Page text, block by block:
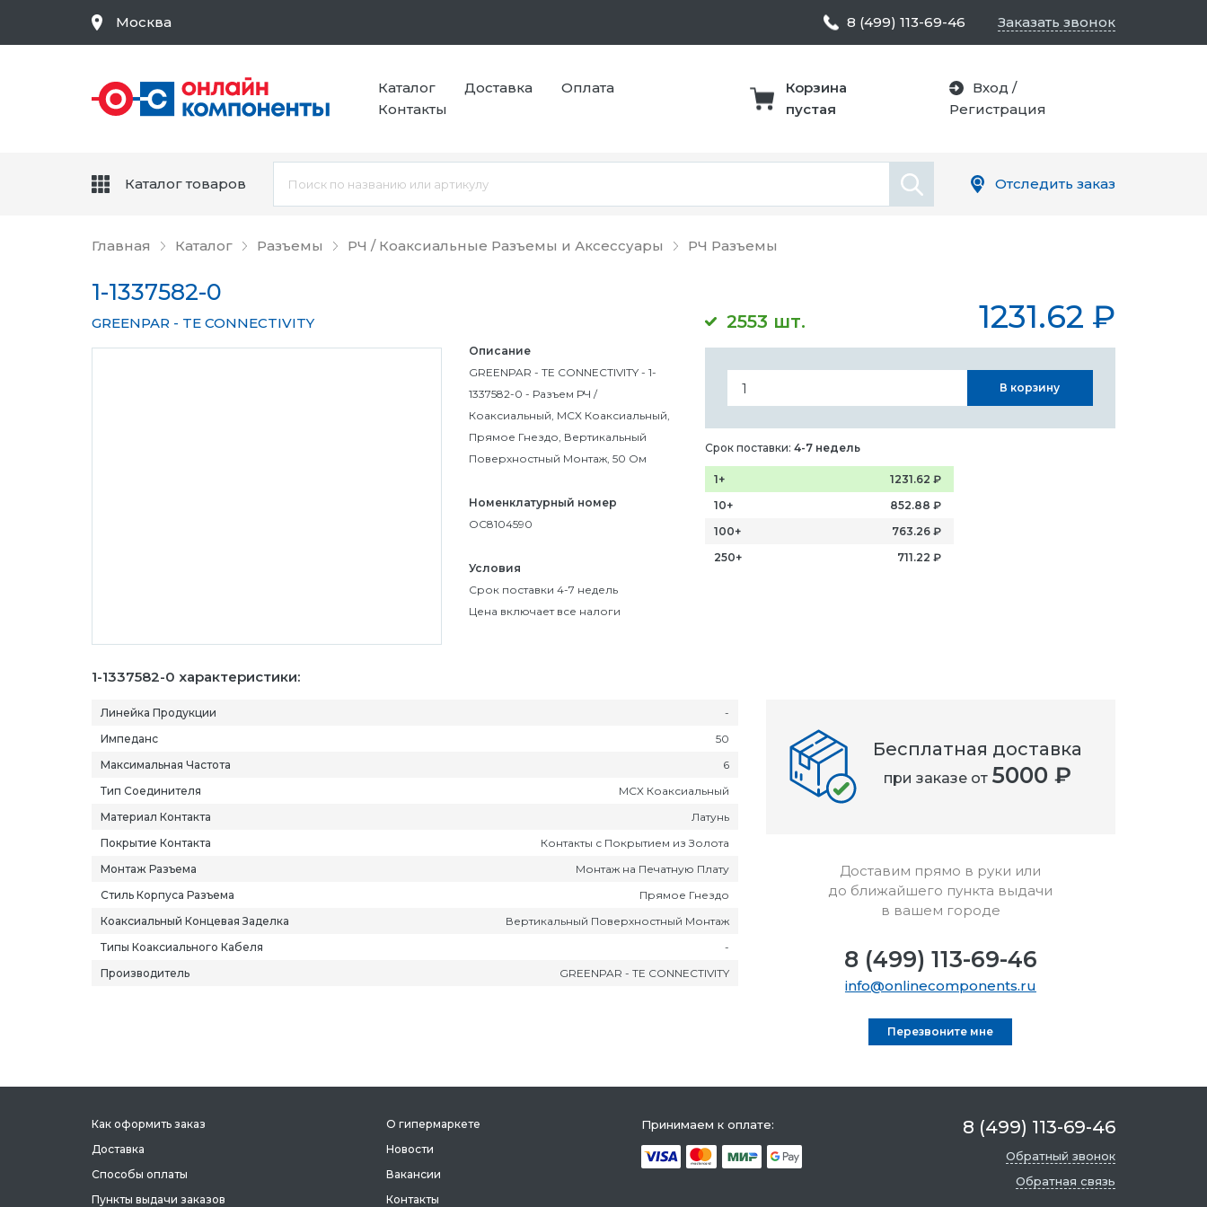
Главная Каталог Разъемы РЧ / Коаксиальные Разъемы и Аксессуары РЧ Разъемы
1-1337582-0
GREENPAR - TE CONNECTIVITY 2553 шт. 1231.62 ₽
Описание
GREENPAR - TE CONNECTIVITY - 1-
1337582-0 - Разъем РЧ /
Коаксиальный, MCX Коаксиальный,
Прямое Гнездо, Вертикальный
Поверхностный Монтаж, 50 Ом
Номенклатурный номер
OC8104590
Условия
Срок поставки 4-7 недель
Цена включает все налоги
В корзину
Срок поставки: 4-7 недель
1+ 1231.62 ₽
10+
852.88 ₽
100+
763.26₽
250+
711.22 ₽
1-1337582-0 характеристики:
Линейка Продукции
-
Импеданс
50
Максимальная Частота
6
Тип Соединителя
MCX Коаксиальный
Материал Контакта
Латунь
Покрытие Контакта
Контакты с Покрытием из Золота
Монтаж Разъема
Монтаж на Печатную Плату
Стиль Корпуса Разъема
Прямое Гнездо
Коаксиальный Концевая Заделка
Вертикальный Поверхностный Монтаж
Типы Коаксиального Кабеля
-
Производитель
GREENPAR - TE CONNECTIVITY
Бесплатная доставка
при заказе от 5000 ₽
Доставим прямо в руки или
до ближайшего пункта выдачи
в вашем городе
8 (499) 113-69-46
info@onlinecomponents.ru
Перезвоните мне
Москва 8 (499) 113-69-46 Заказать звонок
Каталог Доставка
Оплата
Контакты
Корзина
пустая
Вход /
Регистрация
Каталог товаров Отследить заказ
Как оформить заказ
Доставка
Способы оплаты
Пункты выдачи заказов
О гипермаркете
Новости
Вакансии
Контакты
Принимаем к оплате: 8 (499) 113-69-46
Обратный звонок
Обратная связь